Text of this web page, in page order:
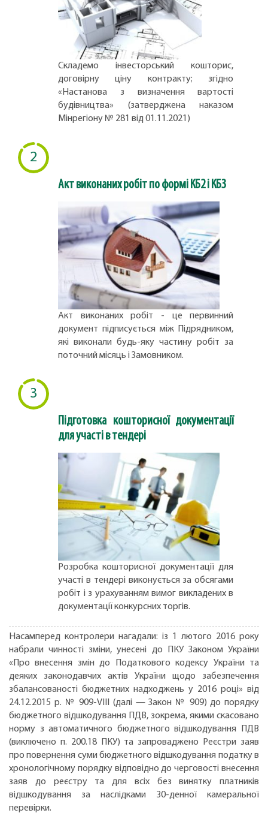
Складемо інвесторський кошторис,
договірну ціну контракту; згідно
«Настанова з визначення вартості
будівництва» (затверджена наказом
Мінрегіону № 281 від 01.11.2021)
2
Акт виконаних робіт по формі КБ2 і КБ3
Акт виконаних робіт - це первинний
документ підписується між Підрядником,
які виконали будь-яку частину робіт за
поточний місяць і Замовником.
3
Підготовка кошторисної документації
для участі в тендері
Розробка кошторисної документації для
участі в тендері виконується за обсягами
робіт і з урахуванням вимог викладених в
документації конкурсних торгів.
Насамперед контролери нагадали: із 1 лютого 2016 року
набрали чинності зміни, унeceнi до ПКУ Законом України
«Про внесення змін до Податкового кодексу України та
деяких законодавчих актів України щодо забезпечення
збалансованості бюджетних надходжень у 2016 році» вiд
24.12.2015 р. № 909-VIII (далі — Закон № 909) до порядку
бюджетного відшкодування ПДВ, зокрема, якими скасовано
норму з автоматичного бюджетного відшкодування ПДВ
(виключено п. 200.18 ПКУ) та запроваджено Реєстри заяв
про повернення суми бюджетного відшкодування податку в
хронологічному порядку відповідно до черговості внесення
заяв до реєстру та для всіх без винятку платників
відшкодування за наслідками 30-денної камеральної
перевірки.